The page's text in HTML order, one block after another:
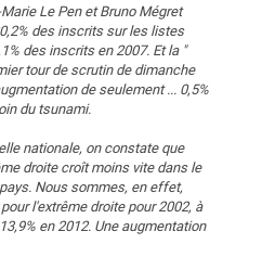
Marie Le Pen et Bruno Mégret
des inscrits sur les listes
des inscrits en 2007. Et la "
tour de scrutin de dimanche
de seulement ... 0,5%
du tsunami.
nationale, on constate que
droite croît moins vite dans le
Nous sommes, en effet,
l'extrême droite pour 2002, à
en 2012. Une augmentation